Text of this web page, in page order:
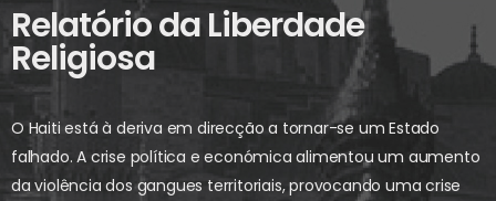
Relatório da Liberdade
Religiosa
O Haiti está à deriva em direcção a tornar-se um Estado
falhado. A crise política e económica alimentou um aumento
da violência dos gangues territoriais, provocando uma crise